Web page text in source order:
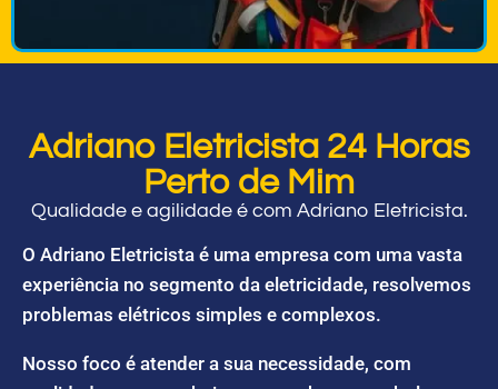
Adriano Eletricista 24 Horas
Perto de Mim
Qualidade e agilidade é com Adriano Eletricista.
O Adriano Eletricista é uma empresa com uma vasta
experiência no segmento da eletricidade, resolvemos
problemas elétricos simples e complexos.
Nosso foco é atender a sua necessidade, com